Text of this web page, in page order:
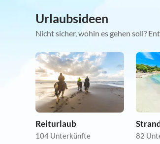
Urlaubsideen
Nicht sicher, wohin es gehen soll?
Reiturlaub
104 Unterkünfte 82